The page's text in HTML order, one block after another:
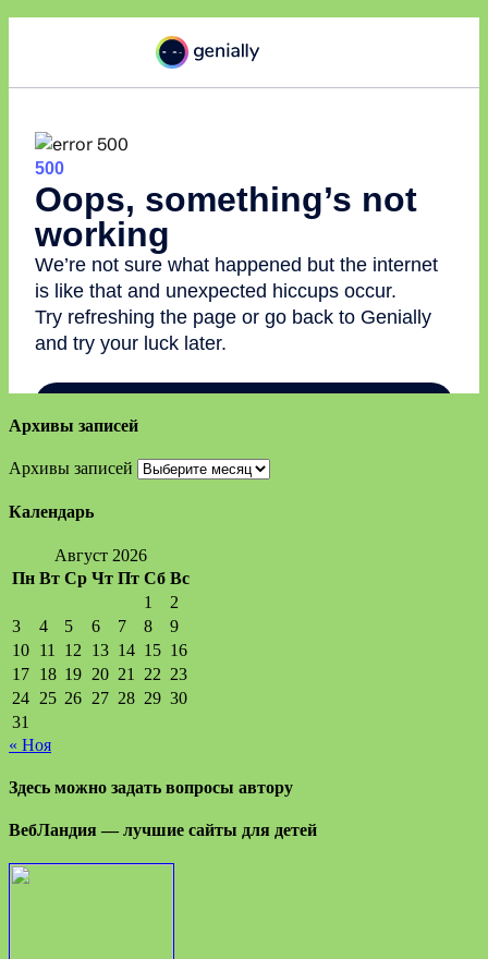
Архивы записей
Архивы записей
Календарь
Август 2026
Пн Вт Ср Чт Пт Сб Вс
1
2
3
4 5 6 7 8
9
10 11 12 13 14 15 16
17 18 19 20 21 22 23
24 25 26 27 28 29 30
31
« Ноя
Здесь можно задать вопросы автору
ВебЛандия — лучшие сайты для детей